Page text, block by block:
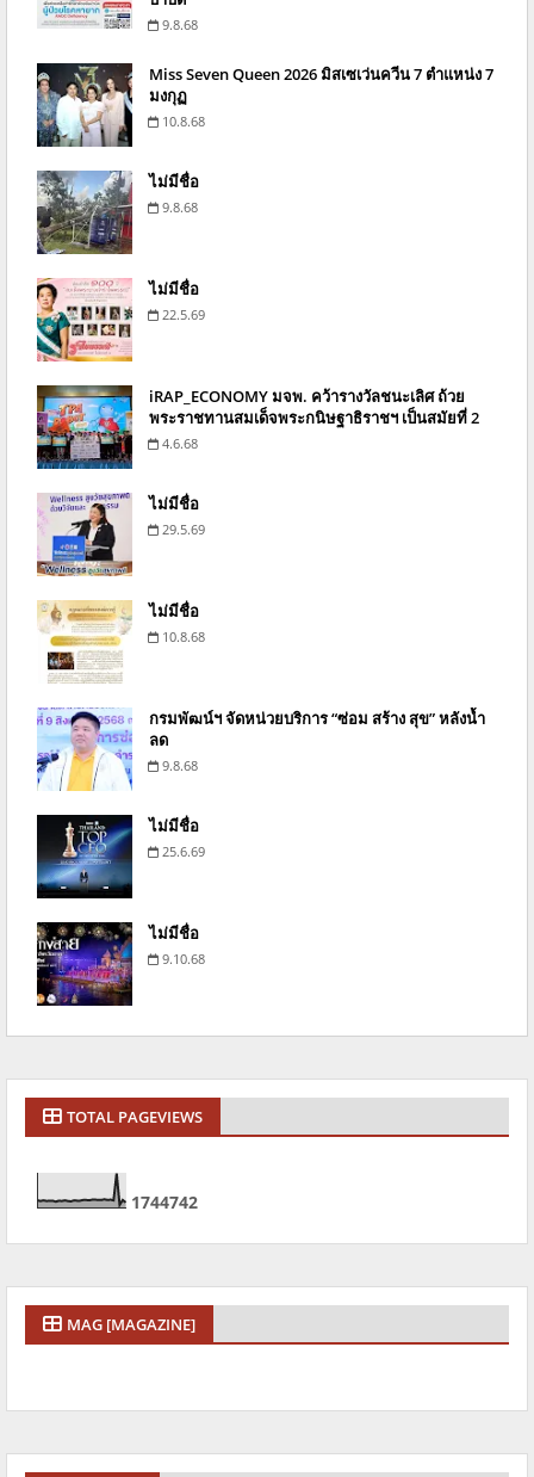
9.8.68
Miss Seven Queen 2026 มิสเซเว่นควีน 7 ตำแหน่ง 7
มงกุฏ
10.8.68
ไม่มีชื่อ
9.8.68
ไม่มีชื่อ
22.5.69
iRAP_ECONOMY มจพ. คว้ารางวัลชนะเลิศ ถ้วย
พระราชทานสมเด็จพระกนิษฐาธิราชฯ เป็นสมัยที่ 2
4.6.68
ไม่มีชื่อ
29.5.69
ไม่มีชื่อ
10.8.68
กรมพัฒน์ฯ จัดหน่วยบริการ “ซ่อม สร้าง สุข” หลังน้ำ
ลด
9.8.68
ไม่มีชื่อ
25.6.69
ไม่มีชื่อ
9.10.68
TOTAL PAGEVIEWS
1744742
MAG [MAGAZINE]